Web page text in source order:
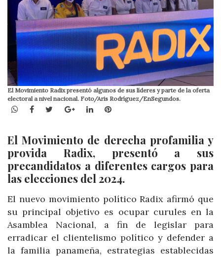
El Movimiento Radix presentó algunos de sus líderes y parte de la oferta
electoral a nivel nacional. Foto/Aris Rodríguez/EnSegundos.
WhatsApp
Facebook
TwitterGoogle+LinkedInPinterest
El Movimiento de derecha profamilia y
provida Radix, presentó a sus
precandidatos a diferentes cargos para
las elecciones del 2024.
El nuevo movimiento político Radix afirmó que
su principal objetivo es ocupar curules en la
Asamblea Nacional, a fin de legislar para
erradicar el clientelismo político y defender a
la familia panameña, estrategias establecidas